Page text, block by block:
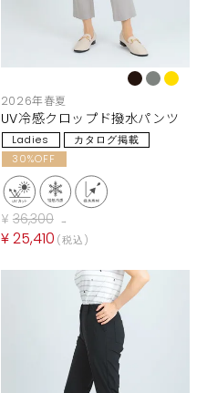
2026年春夏
UV冷感クロップド撥水パンツ
Ladies
カタログ掲載
30%OFF
¥ 36,300 →
¥25,410 税込